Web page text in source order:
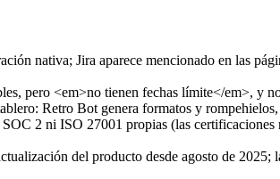
nativa; Jira aparece mencionado en las
pero <em>no tienen fechas límite</em>, y
Retro Bot genera formatos y
2 ni ISO 27001 propias (las
del producto desde agosto de